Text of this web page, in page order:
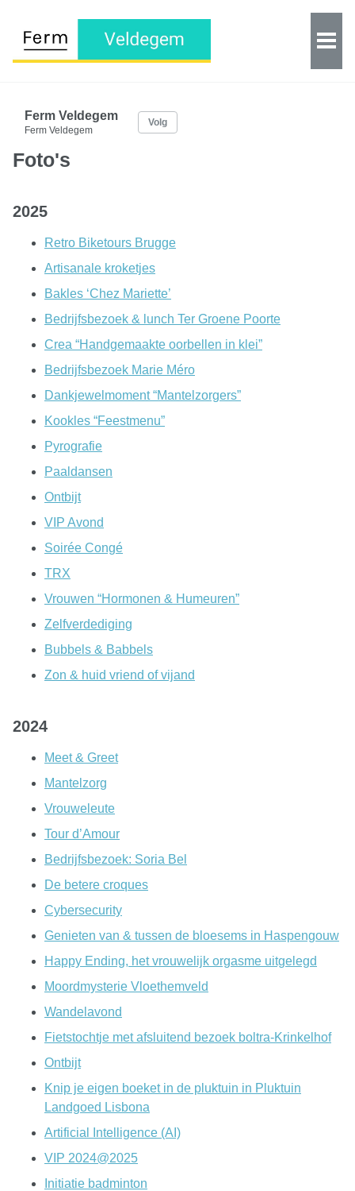
Ferm Veldegem
Ferm Veldegem
Volg
Foto's
2025
Retro Biketours Brugge
Artisanale kroketjes
Bakles ‘Chez Mariette’
Bedrijfsbezoek & lunch Ter Groene Poorte
Crea “Handgemaakte oorbellen in klei”
Bedrijfsbezoek Marie Méro
Dankjewelmoment “Mantelzorgers”
Kookles “Feestmenu”
Pyrografie
Paaldansen
Ontbijt
VIP Avond
Soirée Congé
TRX
Vrouwen “Hormonen & Humeuren”
Zelfverdediging
Bubbels & Babbels
Zon & huid vriend of vijand
2024
Meet & Greet
Mantelzorg
Vrouweleute
Tour d’Amour
Bedrijfsbezoek: Soria Bel
De betere croques
Cybersecurity
Genieten van & tussen de bloesems in Haspengouw
Happy Ending, het vrouwelijk orgasme uitgelegd
Moordmysterie Vloethemveld
Wandelavond
Fietstochtje met afsluitend bezoek boltra-Krinkelhof
Ontbijt
Knip je eigen boeket in de pluktuin in Pluktuin
Landgoed Lisbona
Artificial Intelligence (AI)
VIP 2024@2025
Initiatie badminton